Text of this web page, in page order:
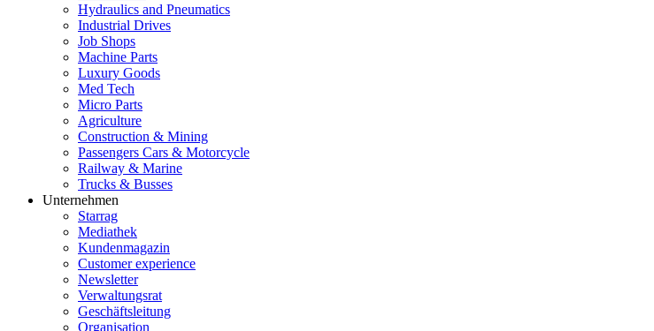
Hydraulics and Pneumatics
Industrial Drives
Job Shops
Machine Parts
Luxury Goods
Med Tech
Micro Parts
Agriculture
Construction & Mining
Passengers Cars & Motorcycle
Railway & Marine
Trucks & Busses
Unternehmen
Starrag
Mediathek
Kundenmagazin
Customer experience
Newsletter
Verwaltungsrat
Geschäftsleitung
Organisation